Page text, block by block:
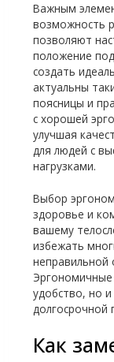
Важным
возможность
позволяют
положение
создать
актуальны
поясницы и
с хорошей
улучшая
для людей с
нагрузками.
Выбор
здоровье и
вашему
избежать
неправильной
удобство, но
долгосрочной
Как